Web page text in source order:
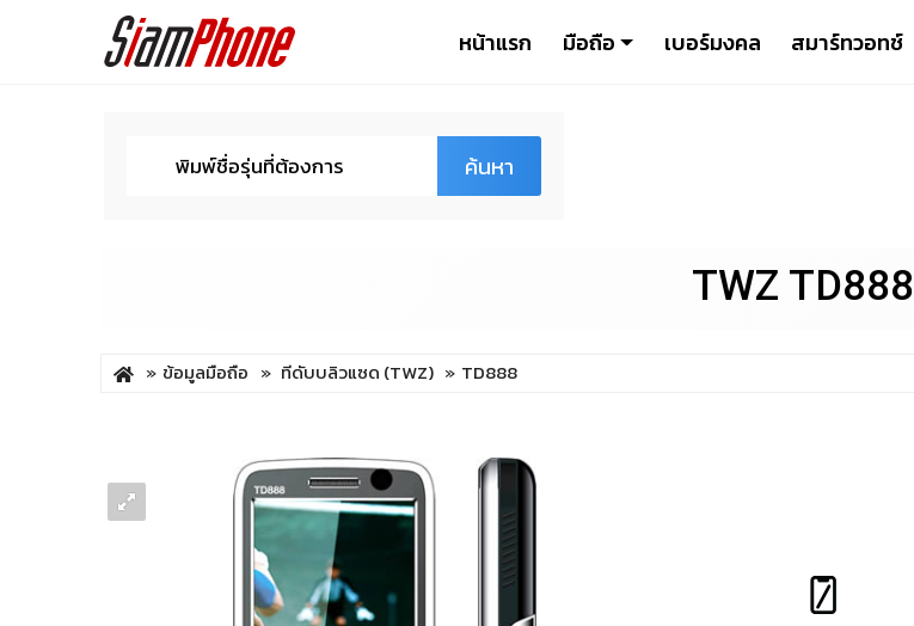
หน้าแรก มือถือ เบอร์มงคล สมาร์ทวอทช์
ค้นหา
TWZ TD888
ข้อมูลมือถือ ทีดับบลิวแซด (TWZ) TD888